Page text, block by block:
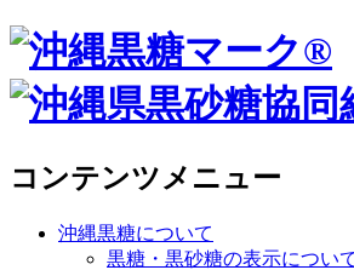
コンテンツメニュー
沖縄黒糖について
黒糖・黒砂糖の表示につい